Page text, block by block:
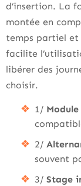
d’insertion. La
montée en
temps partiel
facilite
libérer des
choisir.
1/
2/
souvent
3/ Stage